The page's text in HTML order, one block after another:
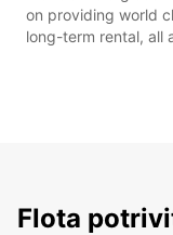
on providing world
long-term rental, all
Flota